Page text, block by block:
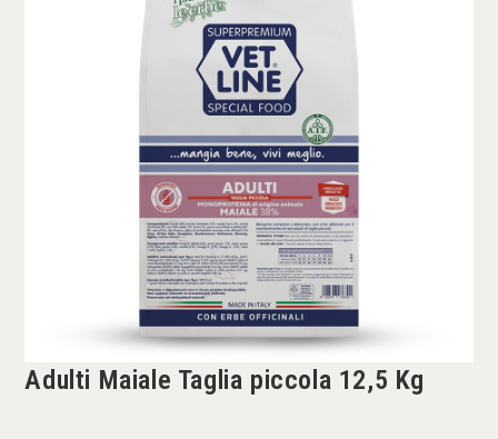
Adulti Maiale Taglia piccola 12,5 Kg